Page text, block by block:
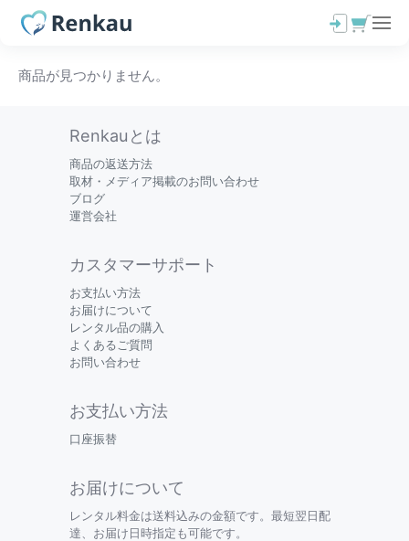
商品が見つかりません。
Renkauとは
商品の返送方法
取材・メディア掲載のお問い合わせ
ブログ
運営会社
カスタマーサポート
お支払い方法
お届けについて
レンタル品の購入
よくあるご質問
お問い合わせ
お支払い方法
口座振替
お届けについて
レンタル料金は送料込みの金額です。最短翌日配
達、お届け日時指定も可能です。